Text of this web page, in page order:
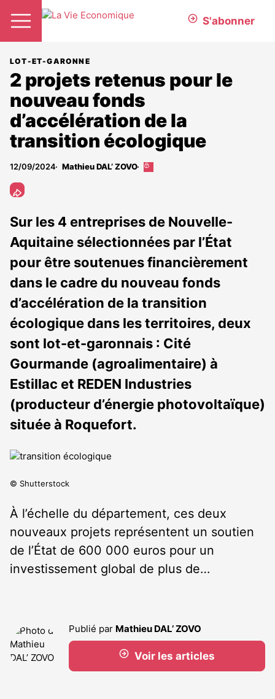
S'abonner
LOT-ET-GARONNE
2 projets retenus pour le
nouveau fonds
d’accélération de la
transition écologique
12/09/2024 Mathieu DAL’ ZOVO
Cet
abonnés
Sur les 4 entreprises de Nouvelle-
Aquitaine sélectionnées par l’État
pour être soutenues financièrement
dans le cadre du nouveau fonds
d’accélération de la transition
écologique dans les territoires, deux
sont lot-et-garonnais : Cité
Gourmande (agroalimentaire) à
Estillac et REDEN Industries
(producteur d’énergie photovoltaïque)
située à Roquefort.
© Shutterstock
À l’échelle du département, ces deux
nouveaux projets représentent un soutien
de l’État de 600 000 euros pour un
investissement global de plus de…
Publié par Mathieu DAL’ ZOVO
Voir les articles